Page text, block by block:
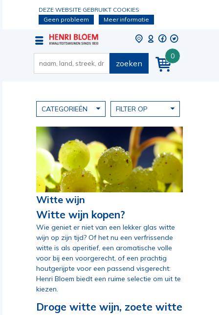
DEZE WEBSITE GEBRUIKT COOKIES
Geen probleem
Meer informatie
0
zoeken
CATEGORIEËN FILTER OP
Witte wijn
Witte wijn kopen?
Wie geniet er niet van een lekker glas witte
wijn op zijn tijd? Of het nu een verfrissende
witte is als aperitief, een aromatische volle
voor bij een voorgerecht, of een prachtig
houtgerijpte voor een passend visgerecht:
Henri Bloem biedt een ruime selectie om uit te
kiezen.
Droge witte wijn, zoete witte